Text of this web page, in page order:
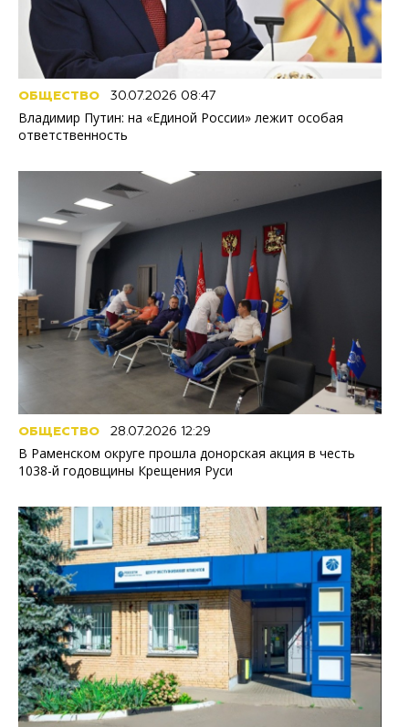
ОБЩЕСТВО 30.07.2026 08:47
Владимир Путин: на «Единой России» лежит особая
ответственность
ОБЩЕСТВО 28.07.2026 12:29
В Раменском округе прошла донорская акция в честь
1038-й годовщины Крещения Руси